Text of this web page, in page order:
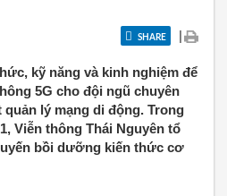
SHARE |
kỹ năng và kinh nghiệm để
5G cho đội ngũ chuyên
lý mạng di động. Trong
Viễn thông Thái Nguyên tổ
bồi dưỡng kiến thức cơ